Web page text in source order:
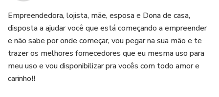
Empreendedora, lojista, mãe, esposa e Dona de casa,
disposta a ajudar você que está começando a empreender
e não sabe por onde começar, vou pegar na sua mão e te
trazer os melhores fornecedores que eu mesma uso para
meu uso e vou disponibilizar pra vocês com todo amor e
carinho!!